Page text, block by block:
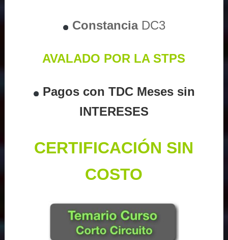
ConstanciaDC3
AVALADO POR LA STPS
Pagos con TDC Meses sin
INTERESES
CERTIFICACIÓN SIN
COSTO